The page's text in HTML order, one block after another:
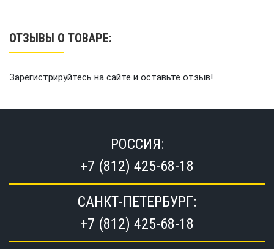
ОТЗЫВЫ О ТОВАРЕ:
Зарегистрируйтесь на сайте и оставьте отзыв!
РОССИЯ:
+7 (812) 425-68-18
САНКТ-ПЕТЕРБУРГ:
+7 (812) 425-68-18